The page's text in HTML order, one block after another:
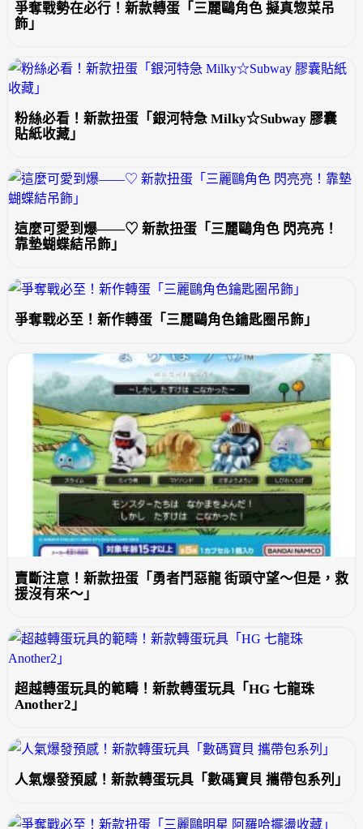
爭奪戰勢在必行！新款轉蛋「三麗鷗角色 擬真惣菜吊
飾」
粉絲必看！新款扭蛋「銀河特急 Milky☆Subway 膠囊
貼紙收藏」
這麼可愛到爆——♡ 新款扭蛋「三麗鷗角色 閃亮亮！
靠墊蝴蝶結吊飾」
爭奪戰必至！新作轉蛋「三麗鷗角色鑰匙圈吊飾」
賣斷注意！新款扭蛋「勇者鬥惡龍 街頭守望～但是，救
援沒有來～」
超越轉蛋玩具的範疇！新款轉蛋玩具「HG 七龍珠
Another2」
人氣爆發預感！新款轉蛋玩具「數碼寶貝 攜帶包系列」